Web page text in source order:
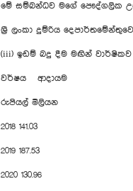
මේ සම්බන්ධව මගේ පෞද්ගලික
ශ්‍රී ලංකා දුම්රිය
(iii) ඉඩම් බදු දීම මඟින්
වර්ෂය ආදායම
රුපියල් මිලියන
2018 141.03
2019 187.53
2020 130.96